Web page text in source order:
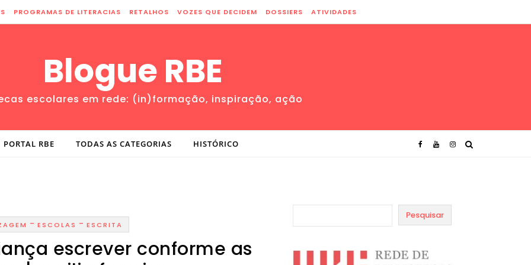
PROGRAMAS DE LITERACIAS RETALHOS VOZES QUE DECIDEM DOSSIERS ATIVIDADES
Blogue RBE
escolares em rede: (in)formação, inspiração, ação
PORTAL RBE TODAS AS CATEGORIAS HISTÓRICO
- ESCOLAS - ESCRITA
escrever conforme as
Pesquisar